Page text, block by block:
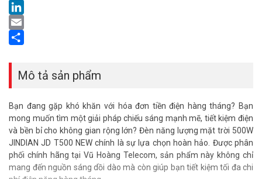
LinkedIn
Email
Mô tả sản phẩm
Bạn đang gặp khó khăn với hóa đơn tiền điện hàng tháng? Bạn
mong muốn tìm một giải pháp chiếu sáng mạnh mẽ, tiết kiệm điện
và bền bỉ cho không gian rộng lớn? Đèn năng lượng mặt trời 500W
JINDIAN JD T500 NEW chính là sự lựa chọn hoàn hảo. Được phân
phối chính hãng tại Vũ Hoàng Telecom, sản phẩm này không chỉ
mang đến nguồn sáng dồi dào mà còn giúp bạn tiết kiệm tối đa chi